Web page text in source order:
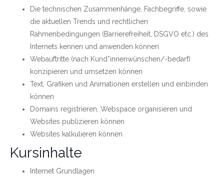
Die technischen Zusammenhänge, Fachbegriffe, sowie
die aktuellen Trends und rechtlichen
Rahmenbedingungen (Barrierefreiheit, DSGVO etc.) des
Internets kennen und anwenden können
Webauftritte (nach Kund*innenwünschen/-bedarf)
konzipieren und umsetzen können
Text, Grafiken und Animationen erstellen und einbinden
können
Domains registrieren, Webspace organisieren und
Websites publizieren können
Websites kalkulieren können
Kursinhalte
Internet Grundlagen